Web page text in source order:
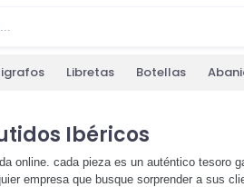
Libretas Botellas
Ibéricos
online. cada pieza es un auténtico tesoro
empresa que busque sorprender a sus